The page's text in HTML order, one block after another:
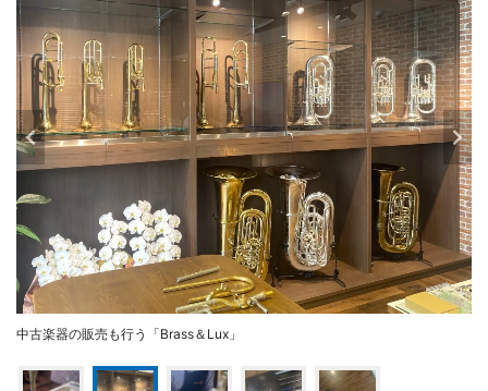
中古楽器の販売も行う「Brass＆Lux」